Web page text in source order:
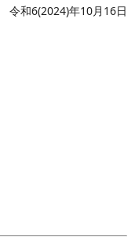
令和6(2024)年10月16日